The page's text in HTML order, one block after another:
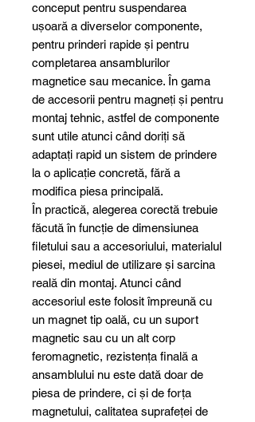
conceput pentru suspendarea
ușoară a diverselor componente,
pentru prinderi rapide și pentru
completarea ansamblurilor
magnetice sau mecanice. În gama
de accesorii pentru magneți și pentru
montaj tehnic, astfel de componente
sunt utile atunci când doriți să
adaptați rapid un sistem de prindere
la o aplicație concretă, fără a
modifica piesa principală.
În practică, alegerea corectă trebuie
făcută în funcție de dimensiunea
filetului sau a accesoriului, materialul
piesei, mediul de utilizare și sarcina
reală din montaj. Atunci când
accesoriul este folosit împreună cu
un magnet tip oală, cu un suport
magnetic sau cu un alt corp
feromagnetic, rezistența finală a
ansamblului nu este dată doar de
piesa de prindere, ci și de forța
magnetului, calitatea suprafeței de